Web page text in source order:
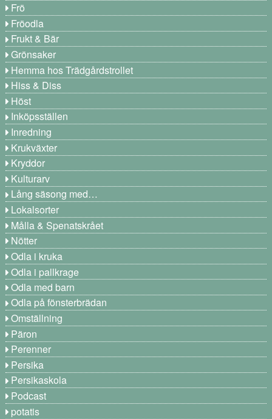
Frö
Fröodla
Frukt & Bär
Grönsaker
Hemma hos Trädgårdstrollet
Hiss & Diss
Höst
Inköpsställen
Inredning
Krukväxter
Kryddor
Kulturarv
Lång säsong med…
Lokalsorter
Målla & Spenatskrået
Nötter
Odla i kruka
Odla i pallkrage
Odla med barn
Odla på fönsterbrädan
Omställning
Päron
Perenner
Persika
Persikaskola
Podcast
potatis